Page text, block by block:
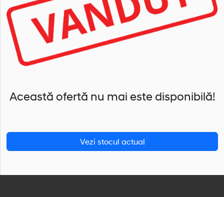
Această ofertă nu mai este disponibilă!
Vezi stocul actual